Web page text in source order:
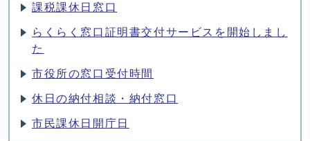
課税課休日窓口
らくらく窓口証明書交付サービスを開始しまし
た
市役所の窓口受付時間
休日の納付相談・納付窓口
市民課休日開庁日